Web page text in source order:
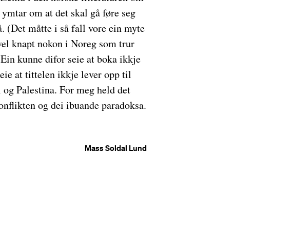
om at det skal gå føre seg
(Det måtte i så fall vore ein myte
knapt nokon i Noreg som trur
kunne difor seie at boka ikkje
at tittelen ikkje lever opp til
Palestina. For meg held det
og dei ibuande paradoksa.
Mass Soldal Lund